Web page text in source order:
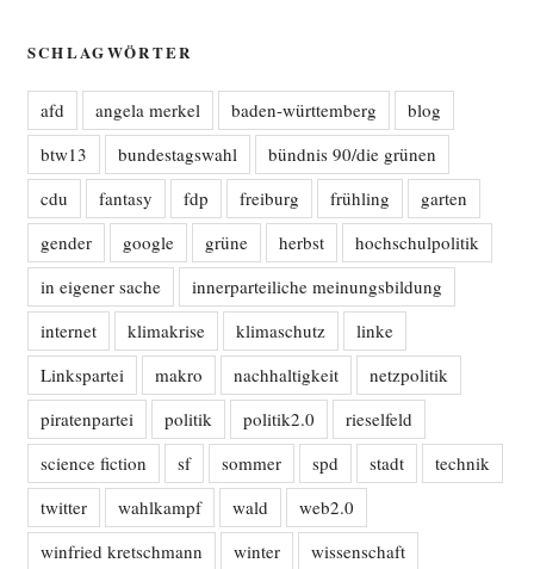
SCHLAGWÖRTER
afd angela merkel baden-württemberg
blog
btw13
bundestagswahl
bündnis 90/die grünen
cdu
fantasy fdp freiburg frühling
garten
gender
google grüne herbst
hochschulpolitik
in eigener sache
innerparteiliche meinungsbildung
internet
klimakrise klimaschutz
linke
Linkspartei
makro nachhaltigkeit
netzpolitik
piratenpartei
politik politik2.0
rieselfeld
science fiction
sf sommer spd stadt
technik
twitter
wahlkampf wald
web2.0
winfried kretschmann
winter wissenschaft